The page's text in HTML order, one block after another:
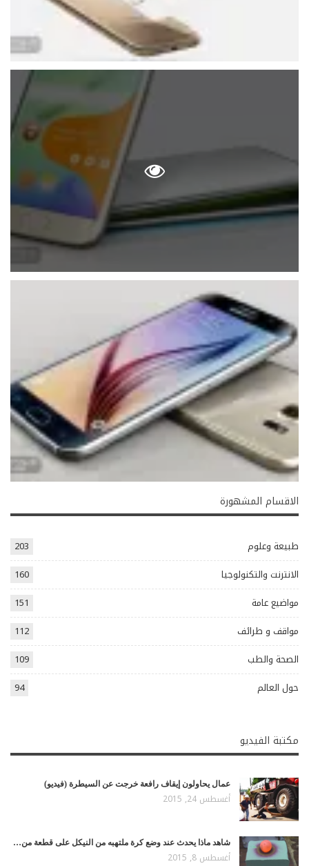
الاقسام المشهورة
طبيعة وعلوم
203
الانترنت والتكنولوجيا
160
مواضيع عامة
151
مواقف و طرائف
112
الصحة والطب
109
حول العالم
94
مكتبة الفيديو
عمال يحاولون إيقاف رافعة خرجت عن السيطرة (فيديو)
أغسطس 24, 2015
شاهد ماذا يحدث عند وضع كرة ملتهبه من النيكل على قطعة من…
أغسطس 8, 2015